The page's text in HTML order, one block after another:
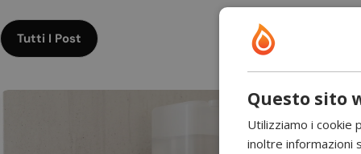
u
i
d
Tutti I Post
Questo sito
Utilizziamo i cookie
inoltre informazioni